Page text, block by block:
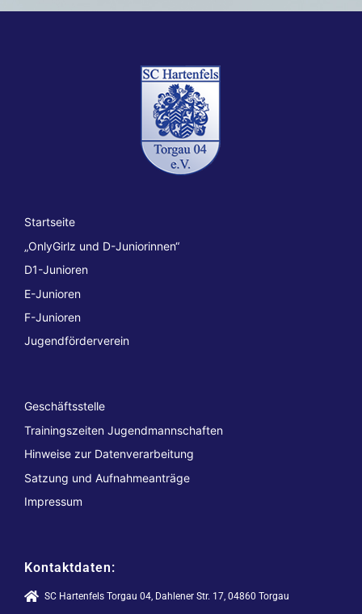
Startseite
„OnlyGirlz und D-Juniorinnen“
D1-Junioren
E-Junioren
F-Junioren
Jugendförderverein
Geschäftsstelle
Trainingszeiten Jugendmannschaften
Hinweise zur Datenverarbeitung
Satzung und Aufnahmeanträge
Impressum
Kontaktdaten:
SC Hartenfels Torgau 04, Dahlener Str. 17, 04860 Torgau